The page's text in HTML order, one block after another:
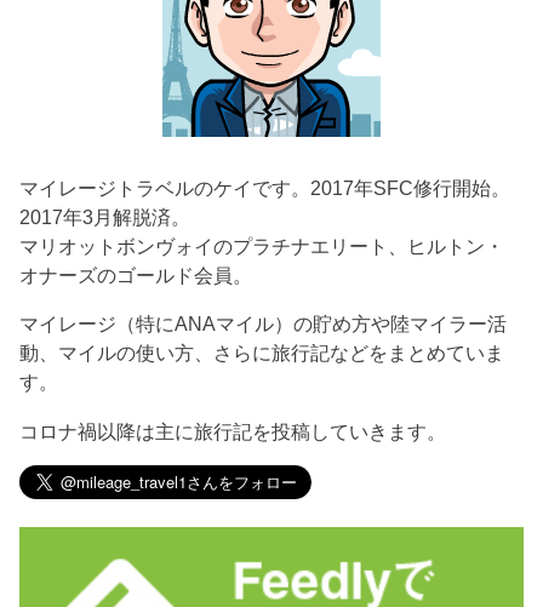
マイレージトラベルのケイです。2017年SFC修行開始。
2017年3月解脱済。
マリオットボンヴォイのプラチナエリート、ヒルトン・
オナーズのゴールド会員。
マイレージ（特にANAマイル）の貯め方や陸マイラー活
動、マイルの使い方、さらに旅行記などをまとめていま
す。
コロナ禍以降は主に旅行記を投稿していきます。